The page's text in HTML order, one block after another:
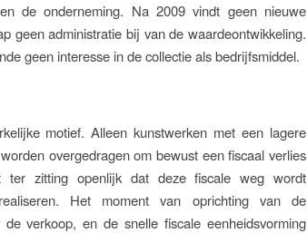
de onderneming. Na 2009 vindt geen nieuwe
geen administratie bij van de waardeontwikkeling.
geen interesse in de collectie als bedrijfsmiddel.
motief. Alleen kunstwerken met een lagere
overgedragen om bewust een fiscaal verlies
ter zitting openlijk dat deze fiscale weg wordt
Het moment van oprichting van de
verkoop, en de snelle fiscale eenheidsvorming